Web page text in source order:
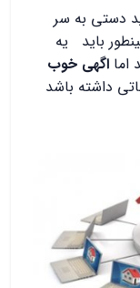
دستی به سر
باید یه
اما اگهی خوب
داشته باشد